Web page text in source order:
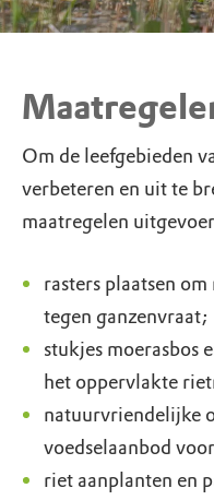
Om de leefgebieden
verbeteren en uit te
maatregelen
rasters plaatsen
tegen ganzenvraat;
stukjes moerasbos
het oppervlakte
natuurvriendelijke
voedselaanbod
riet aanplanten en